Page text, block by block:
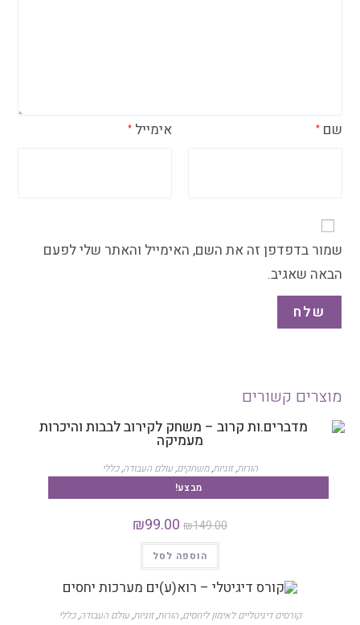
שם* אימייל *
שמור בדפדפן זה את השם, האימייל והאתר שלי לפעם
הבאה שאגיב.
מוצרים קשורים
מבצע!
הורות,זוגיות,משחקים,עולם העבודה,כללי
מדברים.ות קרוב – משחק לקירוב לבבות והיכרות מעמיקה
₪149.00
₪99.00
הוספה לסל
קורסים דיגיטליים לאימון ליחסים,הורות,זוגיות,עולם העבודה,כללי